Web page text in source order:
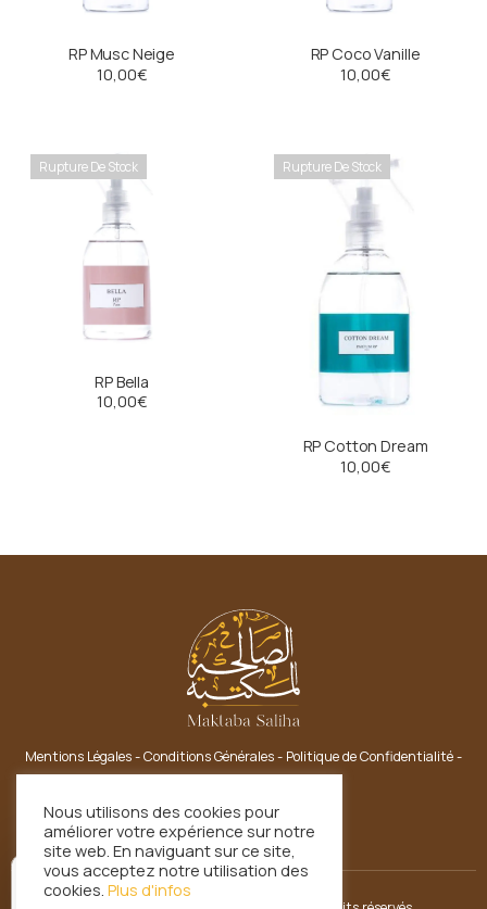
RP Musc Neige
10,00€
RP Coco Vanille
10,00€
Rupture De Stock
RP Bella
10,00€
Rupture De Stock
RP Cotton Dream
10,00€
Mentions Légales-Conditions Générales- Politique de Confidentialité-
Nous utilisons des cookies pour
améliorer votre expérience sur notre
site web. En naviguant sur ce site,
vous acceptez notre utilisation des
cookies. Plus d'infos